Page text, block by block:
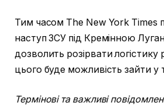
Тим часом The New York Times
наступ ЗСУ під Кремінною
дозволить розірвати логістику
цього буде можливість зайти у
Термінові та важливі